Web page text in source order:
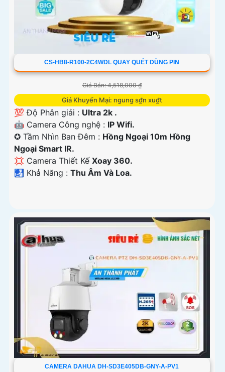
CS-HB8-R100-2C4WDL QUAY QUÉT DÙNG PIN
Giá Bán: 4,518,000 ₫
Giá Khuyến Mại: ngung s₫n xu₫t
💯 Độ Phân giải : Ultra 2k .
🤖️ Camera Công nghệ : IP Wifi.
✪ Tầm Nhìn Ban Đêm : Hồng Ngoại 10m Hồng
Ngoại Smart IR.
💢 Camera Thiết Kế Xoay 360.
️🛃 Khả Năng : Thu Âm Và Loa.
CAMERA DAHUA DH-SD3E405DB-GNY-A-PV1